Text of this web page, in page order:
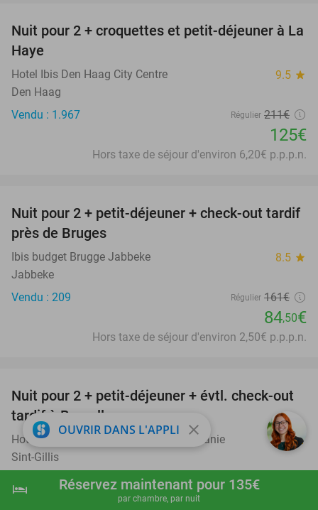
shopping_cart Réserver maintenant
hotel Réservez maintenant pour 135€
par chambre, par nuit
41%
Nuit pour 2 + croquettes et petit-déjeuner à La
Haye
Hotel Ibis Den Haag City Centre 9.5 star
Den Haag
Vendu : 1.967
Régulier 211€
125€
Hors taxe de séjour d'environ 6,20€ p.p.p.n.
48%
Nuit pour 2 + petit-déjeuner + check-out tardif
près de Bruges
Ibis budget Brugge Jabbeke 8.5 star
Jabbeke
Vendu : 209
Régulier 161€
84,50€
Hors taxe de séjour d'environ 2,50€ p.p.p.n.
35%
Nuit pour 2 + petit-déjeuner + évtl. check-out
tardif à Bruxelles
Hotel ibis Styles Brussels Centre Stéphanie 9.4star
Sint-Gillis
Vendu : 212
Régulier
OUVRIR DANS L'APPLI close